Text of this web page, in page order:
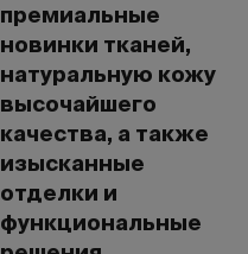
премиальные
новинки тканей,
натуральную кожу
высочайшего
качества, а также
изысканные
отделки и
функциональные